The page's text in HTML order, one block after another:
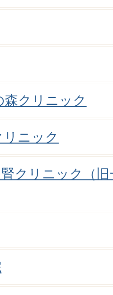
クリニック
ニック
クリニック（